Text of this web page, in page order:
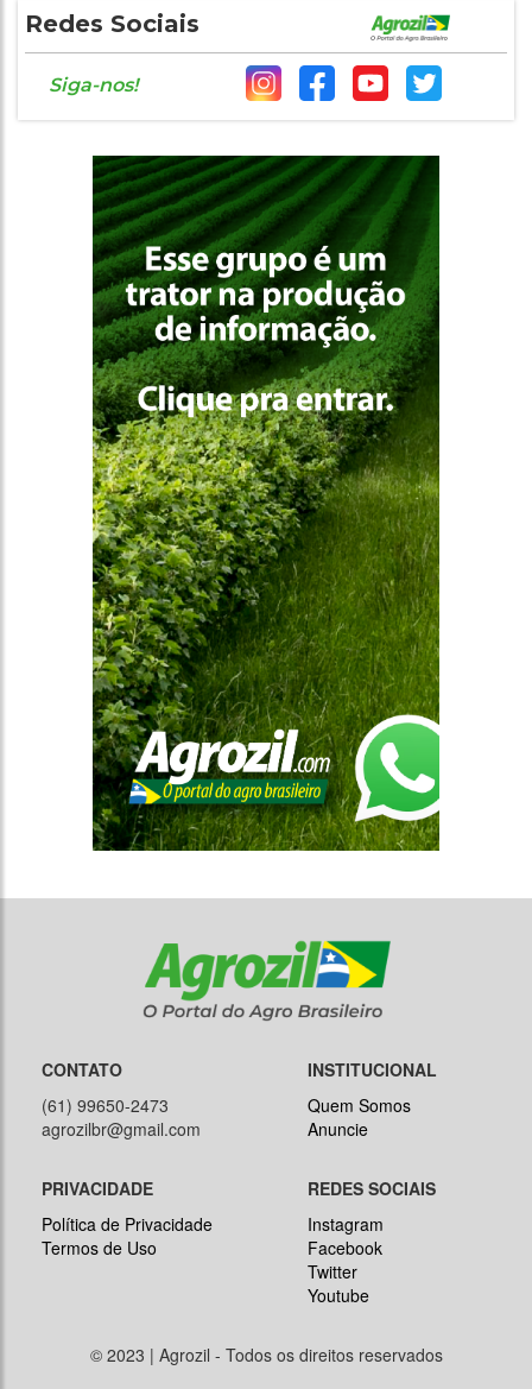
Redes Sociais
Siga-nos!
CONTATO
(61) 99650-2473
agrozilbr@gmail.com
INSTITUCIONAL
Quem Somos
Anuncie
PRIVACIDADE
Política de Privacidade
Termos de Uso
REDES SOCIAIS
Instagram
Facebook
Twitter
Youtube
© 2023 | Agrozil - Todos os direitos reservados